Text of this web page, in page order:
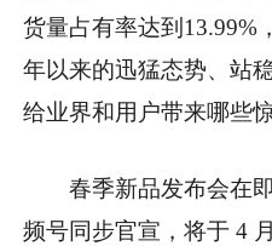
货量占有率达到13.99%
年以来的迅猛态势、站
给业界和用户带来哪些
春季新品发布会在
频号同步官宣，将于 4